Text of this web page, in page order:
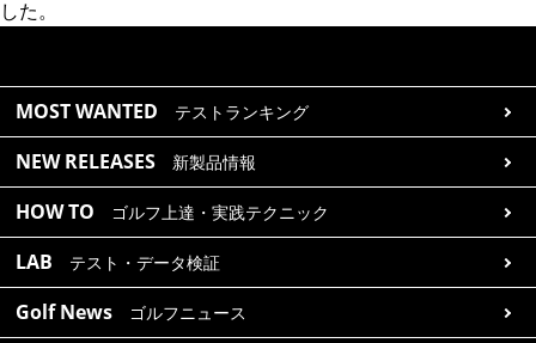
した。
MOST WANTED テストランキング
NEW RELEASES 新製品情報
HOW TO ゴルフ上達・実践テクニック
LAB テスト・データ検証
Golf News ゴルフニュース